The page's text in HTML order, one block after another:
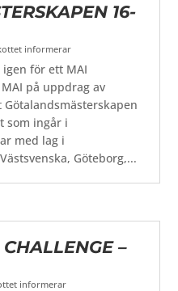
16-
informerar
igen för ett MAI
på uppdrag av
som ingår i
med lag i
Göteborg,...
–
informerar